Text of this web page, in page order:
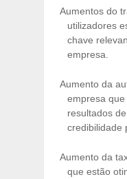
Aumentos do
utilizadores
chave
empresa.
Aumento da
empresa
resultados
credibilidade
Aumento da
que estão